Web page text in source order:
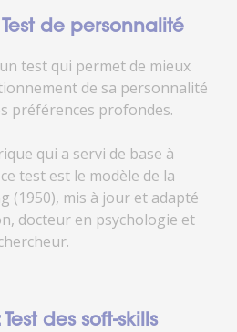
Test de personnalité
test qui permet de mieux
de sa personnalité
préférences profondes.
qui a servi de base à
test est le modèle de la
(1950), mis à jour et adapté
docteur en psychologie et
des soft-skills